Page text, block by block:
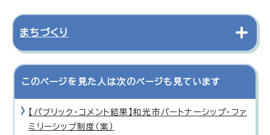
まちづくり
このページを見た人は次のページも見ています
【パブリック・コメント結果】和光市パートナーシップ・ファ
ミリーシップ制度（案）